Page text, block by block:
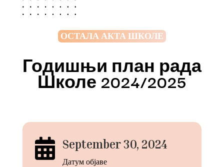
ОСТАЛА АКТА ШКОЛЕ
Годишњи план рада
Школе 2024/2025
 September 30, 2024
Датум објаве